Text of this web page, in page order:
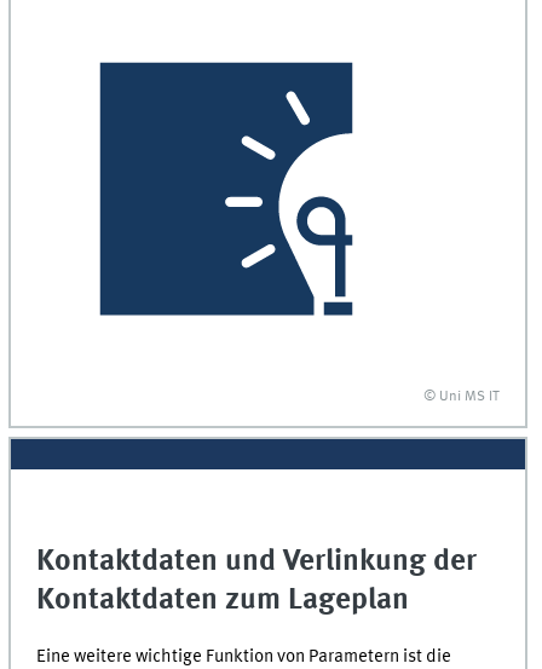
© Uni MS IT
Kontaktdaten und Verlinkung der
Kontaktdaten zum Lageplan
Eine weitere wichtige Funktion von Parametern ist die